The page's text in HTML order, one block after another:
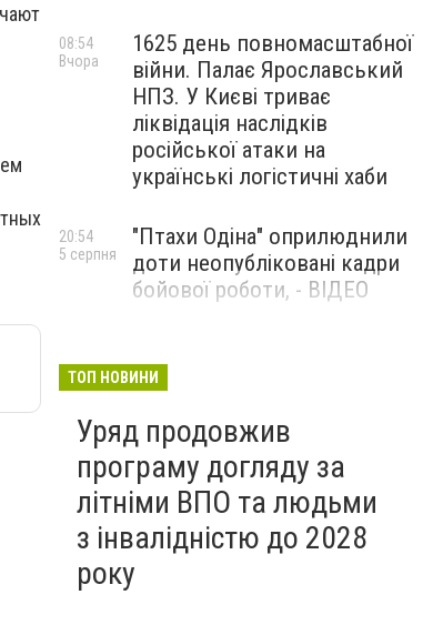
1625 день повномасштабної
війни. Палає Ярославський
НПЗ. У Києві триває
ліквідація наслідків
російської атаки на
українські логістичні хаби
08:54
Вчора
"Птахи Одіна" оприлюднили
доти неопубліковані кадри
бойової роботи, - ВІДЕО
20:54
5 серпня
Бєдняков зіграє тата
новому українському
фільмі, - ФОТО
5 серпня
ТОП НОВИНИ
Уряд продовжив
програму догляду за
літніми ВПО та людьми
з інвалідністю до 2028
року